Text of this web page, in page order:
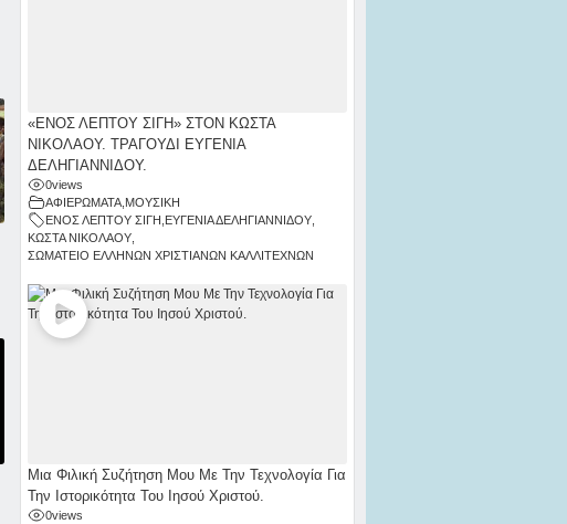
«ΕΝΟΣ ΛΕΠΤΟΥ ΣΙΓΗ» ΣΤΟΝ ΚΩΣΤΑ
ΝΙΚΟΛΑΟΥ. ΤΡΑΓΟΥΔΙ ΕΥΓΕΝΙΑ
ΔΕΛΗΓΙΑΝΝΙΔΟΥ.
0views
ΑΦΙΕΡΩΜΑΤΑ, ΜΟΥΣΙΚΗ
ΕΝΟΣ ΛΕΠΤΟΥ ΣΙΓΗ ΕΥΓΕΝΙΑ ΔΕΛΗΓΙΑΝΝΙΔΟΥ,
ΚΩΣΤΑ ΝΙΚΟΛΑΟΥ,
ΣΩΜΑΤΕΙΟ ΕΛΛΗΝΩΝ ΧΡΙΣΤΙΑΝΩΝ ΚΑΛΛΙΤΕΧΝΩΝ
Μια Φιλική Συζήτηση Μου Με Την Τεχνολογία Για
Την Ιστορικότητα Του Ιησού Χριστού.
0views